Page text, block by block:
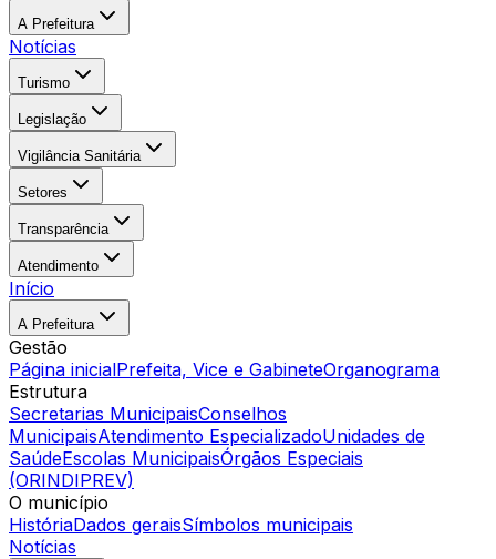
A Prefeitura
Notícias
Turismo
Legislação
Vigilância Sanitária
Setores
Transparência
Atendimento
Início
A Prefeitura
Gestão
Página inicialPrefeita, Vice e GabineteOrganograma
Estrutura
Secretarias MunicipaisConselhos
MunicipaisAtendimento EspecializadoUnidades de
SaúdeEscolas MunicipaisÓrgãos Especiais
(ORINDIPREV)
O município
HistóriaDados geraisSímbolos municipais
Notícias